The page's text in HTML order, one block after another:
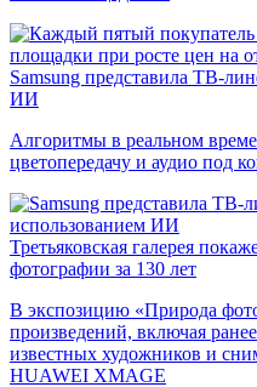
Samsung представила ТВ-
ИИ
Алгоритмы в реальном
цветопередачу и аудио под
Третьяковская галерея
фотографии за 130 лет
В экспозицию «Природа
произведений, включая
известных художников и
HUAWEI XMAGE